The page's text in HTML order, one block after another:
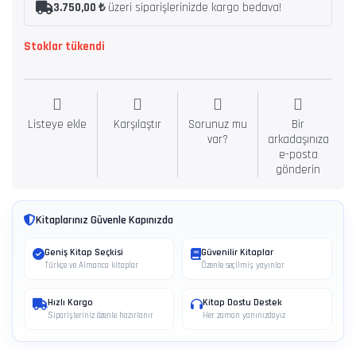
3.750,00 ₺üzeri siparişlerinizde kargo bedava!
Stoklar tükendi
Listeye ekle Karşılaştır
Sorunuz mu
var?
Bir
arkadaşınıza
e-posta
gönderin
Kitaplarınız Güvenle Kapınızda
Geniş Kitap Seçkisi
Türkçe ve Almanca kitaplar
Güvenilir Kitaplar
Özenle seçilmiş yayınlar
Hızlı Kargo
Siparişleriniz özenle hazırlanır
Kitap Dostu Destek
Her zaman yanınızdayız